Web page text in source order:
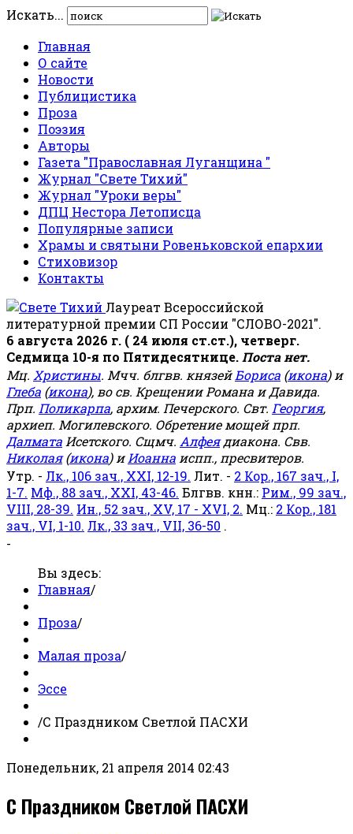
Искать...
Главная
О сайте
Новости
Публицистика
Проза
Поэзия
Авторы
Газета "Православная Луганщина "
Журнал "Свете Тихий"
Журнал "Уроки веры"
ДПЦ Нестора Летописца
Популярные записи
Храмы и святыни Ровеньковской епархии
Стиховизор
Контакты
Лауреат Всероссийской
литературной премии СП России "СЛОВО-2021".
6 августа 2026 г. ( 24 июля ст.ст.), четверг.
Седмица 10-я по Пятидесятнице. Поста нет.
Мц. Христины. Мчч. блгвв. князейБориса (икона) и
Глеба (икона), во св. Крещении Романа и Давида.
Прп. Поликарпа, архим. Печерского. Свт. Георгия,
архиеп. Могилевского. Обретение мощей прп.
Далмата Исетского. Сщмч. Алфеядиакона. Свв.
Николая(икона) иИоанна испп., пресвитеров.
Утр. - Лк., 106 зач., XXI, 12-19. Лит. - 2 Кор., 167 зач., I,
1-7. Мф., 88 зач., XXI, 43-46. Блгвв. кнн.: Рим., 99 зач.,
VIII, 28-39. Ин., 52 зач., XV, 17 - XVI, 2. Мц.: 2 Кор., 181
зач., VI, 1-10. Лк., 33 зач., VII, 36-50 .
-
Вы здесь:
Главная/
Проза/
Малая проза/
Эссе
/С Праздником Светлой ПАСХИ
Понедельник, 21 апреля 2014 02:43
С Праздником Светлой ПАСХИ